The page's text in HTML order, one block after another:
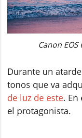
Canon EOS
Durante un
tonos que va
de luz de este. En
el protagonista.